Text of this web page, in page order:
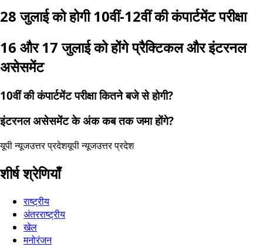
28 जुलाई को होगी 10वीं-12वीं की कंपार्टमेंट परीक्षा
16 और 17 जुलाई को होंगे प्रैक्टिकल और इंटरनल
असेसमेंट
10वीं की कंपार्टमेंट परीक्षा कितने बजे से होगी?
इंटरनल असेसमेंट के अंक कब तक जमा होंगे?
यूपी न्यूजउत्तर प्रदेशयूपी न्यूजउत्तर प्रदेश
शीर्ष श्रेणियाँ
राष्ट्रीय
अंतरराष्ट्रीय
खेल
मनोरंजन